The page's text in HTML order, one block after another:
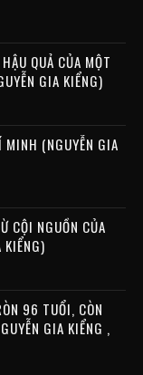
QUẢ CỦA MỘT
GIA KIỂNG)
MINH (NGUYỄN GIA
CỘI NGUỒN CỦA
KIỂNG)
96 TUỔI, CÒN
GIA KIỂNG ,